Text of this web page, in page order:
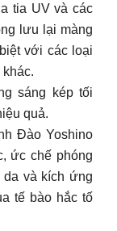
tia UV và các
lưu lại màng
với các loại
khác.
sáng kép tối
quả.
Đào Yoshino
ức chế phóng
da và kích ứng
tế bào hắc tố